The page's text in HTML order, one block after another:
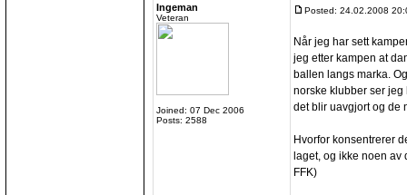
Ingeman
Veteran
Joined: 07 Dec 2006
Posts: 2588
Posted: 24.02.2008
Når jeg har sett
jeg etter kampen at
ballen langs marka.
norske klubber ser
det blir uavgjort og de
Hvorfor konsentrerer
laget, og ikke noen
FFK)